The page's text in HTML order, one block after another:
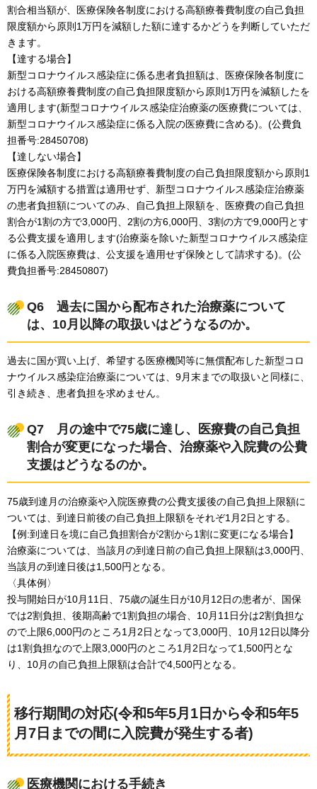
割合相当額が、医療保険各制度における高額療養費制度の自己負担
限度額から原則1万円を減額した額に達するかどうを判断していただ
きます。
【達する場合】
新型コロナウイルス感染症に係る患者負担額は、医療保険各制度に
おける高額療養費制度の自己負担限度額から原則1万円を減額したを
適用します(新型コロナウイルス感染症治療薬の医療費については、
新型コロナウイルス感染症に係る入院の医療費に含める)。(公費負
担番号:28450708)
【達しない場合】
医療保険各制度における高額療養費制度の自己負担限度額から原則1
万円を減額する措置は適用せず、新型コロナウイルス感染症治療薬
の患者負担額についてのみ、自己負担上限額を、医療費の自己負担
割合が1割の方で3,000円、2割の方6,000円、3割の方で9,000円とす
る公費支援を適用します(治療薬を除いた新型コロナウイルス感染症
に係る入院医療費は、公支援を適用せず保険として請求する)。(公
費負担番号:28450807)
Q6 過去に国から配布された治療薬について
は、10月以降の取扱いはどうなるのか。
過去に国が買い上げ、希望する医療機関等に無償配布した新型コロ
ナウイルス感染症治療薬については、9月末までの取扱いと同様に、
引き続き、患者負担を求めません。
Q7 月 の途中で75歳に達し、医療費の自己負担
割合が変更になった場合、治療薬や入院費の公費
支援はどうなるのか。
75歳到達月の治療薬や入院医療費の公費支援後の自己負担上限額に
ついては、到達日前後の自己負担上限額をそれぞ1月2日とする。
【例:到達日を境に自己負担割合が2割から1割に変更になる場合】
治療薬については、当該月の到達日前の自己負担上限額は3,000円、
当該月の到達日後は1,500円となる。
〈具体例〉
投与開始日が10月11日、75歳の誕生日が10月12日の患者が、国保
では2割負担、後期高齢で1割負担の場合、10月11日分は2割負担な
ので上限6,000円のところ1月2日となって3,000円、10月12日以降分
は1割負担なので上限3,000円のところ1月2日なって1,500円とな
り、10月の自己負担上限額は合計で4,500円となる。
移行期間の対応(令和5年5月1日から令和5年5
月7日までの間に入院費が発生する者)
医療機関における手続き